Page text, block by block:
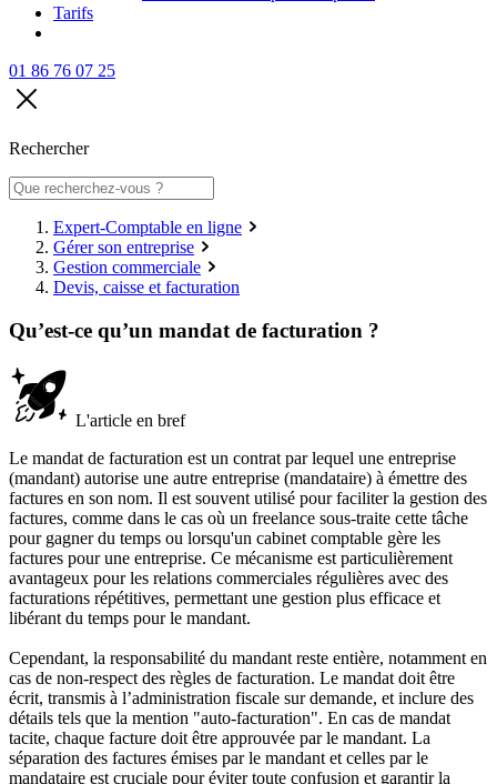
Tarifs
01 86 76 07 25
Rechercher
Expert-Comptable en ligne
Gérer son entreprise
Gestion commerciale
Devis, caisse et facturation
Qu’est-ce qu’un mandat de facturation ?
L'article en bref
Le mandat de facturation est un contrat par lequel une entreprise
(mandant) autorise une autre entreprise (mandataire) à émettre des
factures en son nom. Il est souvent utilisé pour faciliter la gestion des
factures, comme dans le cas où un freelance sous-traite cette tâche
pour gagner du temps ou lorsqu'un cabinet comptable gère les
factures pour une entreprise. Ce mécanisme est particulièrement
avantageux pour les relations commerciales régulières avec des
facturations répétitives, permettant une gestion plus efficace et
libérant du temps pour le mandant.
Cependant, la responsabilité du mandant reste entière, notamment en
cas de non-respect des règles de facturation. Le mandat doit être
écrit, transmis à l’administration fiscale sur demande, et inclure des
détails tels que la mention "auto-facturation". En cas de mandat
tacite, chaque facture doit être approuvée par le mandant. La
séparation des factures émises par le mandant et celles par le
mandataire est cruciale pour éviter toute confusion et garantir la